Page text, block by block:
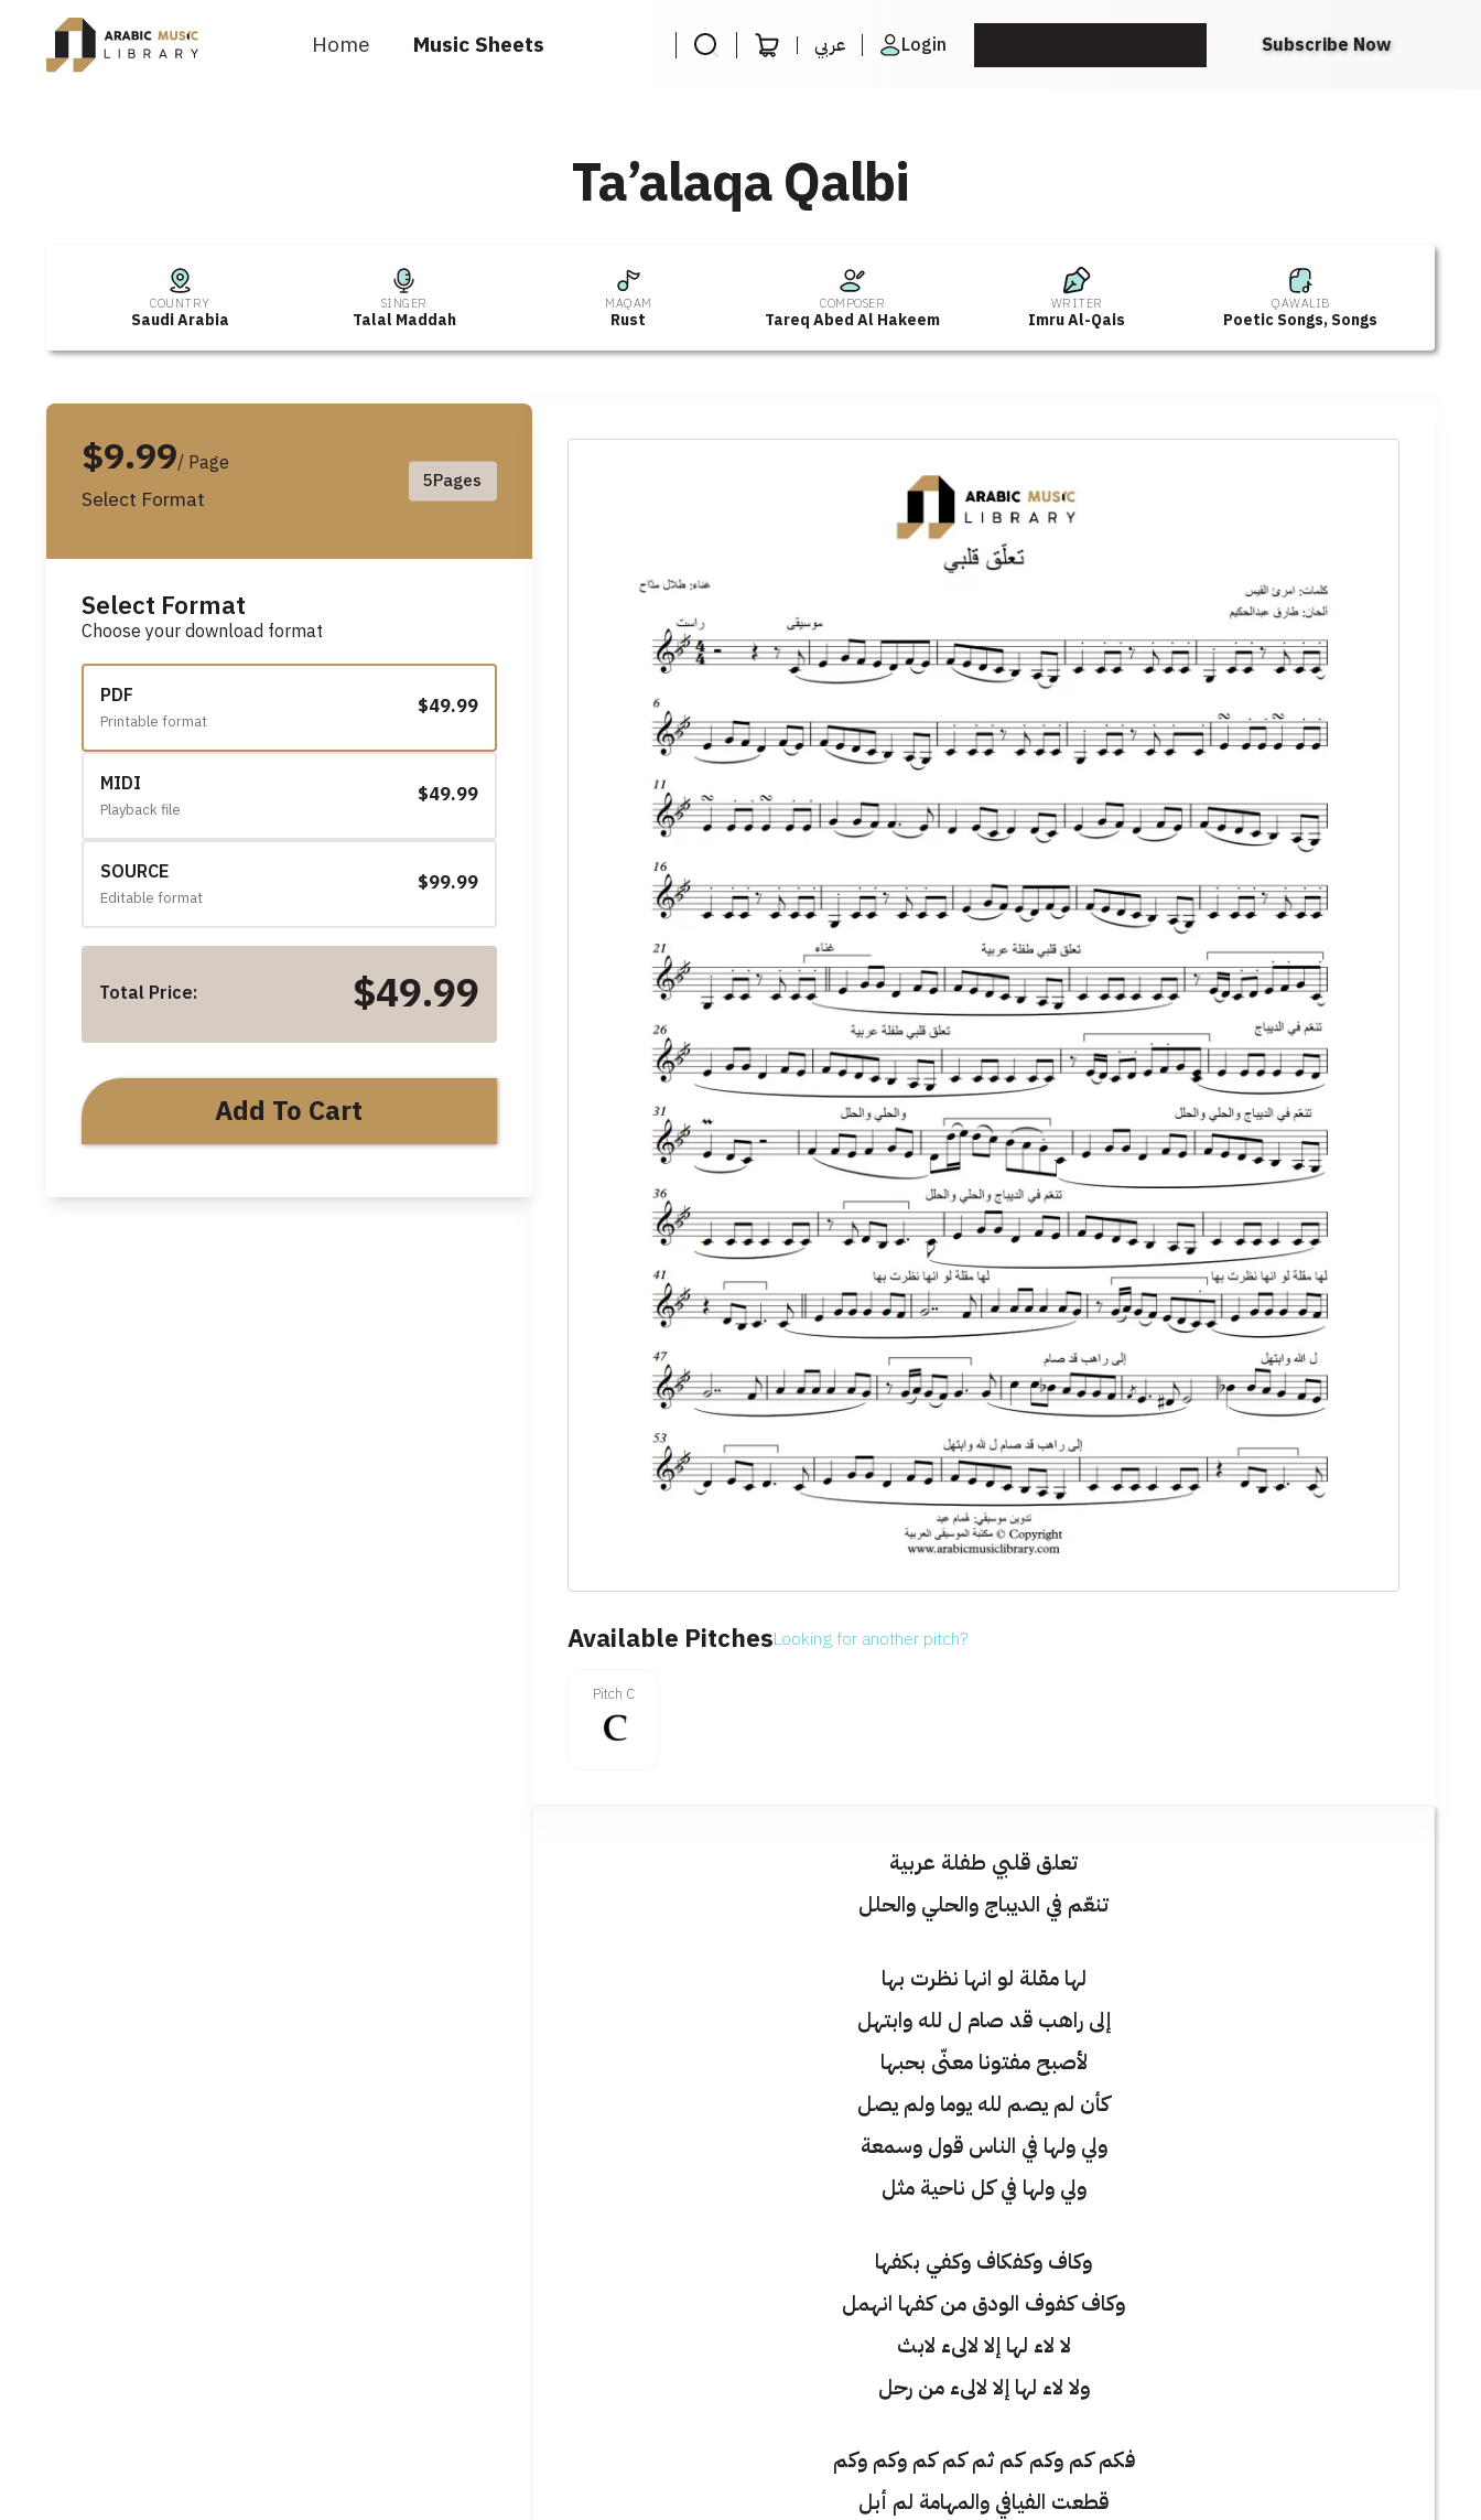
Home Music Sheets عربي Login Subscribe Now
Ta’alaqa Qalbi
COUNTRY
Saudi Arabia
SINGER
Talal Maddah
MAQAM
Rust
COMPOSER
Tareq Abed Al Hakeem
WRITER
Imru Al-Qais
QAWALIB
Poetic Songs,Songs
$9.99/ Page
Select Format
5Pages
Select Format
Choose your download format
PDF
Printable format
$49.99
MIDI
Playback file
$49.99
SOURCE
Editable format
$99.99
Total Price: $49.99
Add To Cart
Available PitchesLooking for another pitch?
Pitch C
تعلق قلبي طفلة عربية
تنعّم في الديباج والحلي والحلل
لها مقلة لو انها نظرت بها
إلى راهب قد صام ل لله وابتهل
لأصبح مفتونا معنّى بحبها
كأن لم يصم لله يوما ولم يصل
ولي ولها في الناس قول وسمعة
ولي ولها في كل ناحية مثل
وكاف وكفكاف وكفي بكفها
وكاف كفوف الودق من كفها انهمل
لا لاء لها إلا لالىء لابث
ولا لاء لها إلا لالىء من رحل
فكم كم وكم كم ثم كم كم وكم وكم
قطعت الفيافي والمهامة لم أبل